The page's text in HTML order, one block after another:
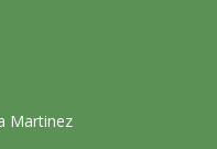
Martinez